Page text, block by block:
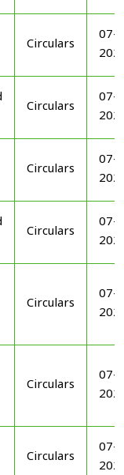
Circulars
07-
Circulars
07-
Circulars
07-
Circulars
07-
Circulars
07-
Circulars
07-
Circulars
07-